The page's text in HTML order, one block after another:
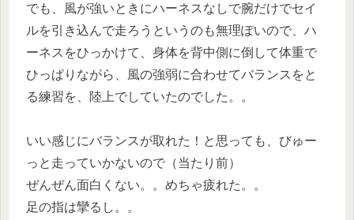
でも、風が強いときにハーネスなしで腕だけでセイ
ルを引き込んで走ろうというのも無理ぽいので、ハ
ーネスをひっかけて、身体を背中側に倒して体重で
ひっぱりながら、風の強弱に合わせてバランスをと
る練習を、陸上でしていたのでした。。
いい感じにバランスが取れた！と思っても、びゅー
っと走っていかないので（当たり前）
ぜんぜん面白くない。。めちゃ疲れた。。
足の指は攣るし。。